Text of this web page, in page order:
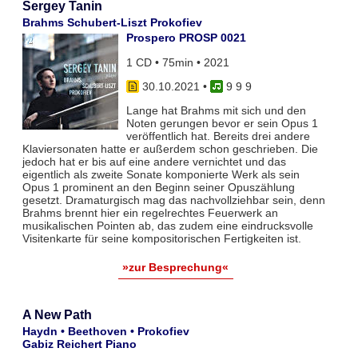
Sergey Tanin
Brahms Schubert-Liszt Prokofiev
Prospero PROSP 0021
1 CD • 75min • 2021
30.10.2021 •
9 9 9
Lange hat Brahms mit sich und den
Noten gerungen bevor er sein Opus 1
veröffentlich hat. Bereits drei andere
Klaviersonaten hatte er außerdem schon geschrieben. Die
jedoch hat er bis auf eine andere vernichtet und das
eigentlich als zweite Sonate komponierte Werk als sein
Opus 1 prominent an den Beginn seiner Opuszählung
gesetzt. Dramaturgisch mag das nachvollziehbar sein, denn
Brahms brennt hier ein regelrechtes Feuerwerk an
musikalischen Pointen ab, das zudem eine eindrucksvolle
Visitenkarte für seine kompositorischen Fertigkeiten ist.
»zur Besprechung«
A New Path
Haydn • Beethoven • Prokofiev
Gabiz Reichert Piano